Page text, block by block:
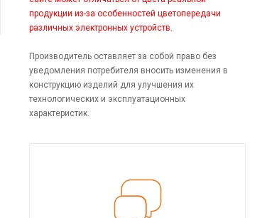
продукции из-за особенностей цветопередачи
различных электронных устройств.
Производитель оставляет за собой право без
уведомления потребителя вносить изменения в
конструкцию изделий для улучшения их
технологических и эксплуатационных
характеристик.